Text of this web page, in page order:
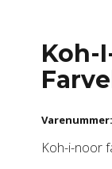
Koh-
Varenummer:
Koh-i-noor